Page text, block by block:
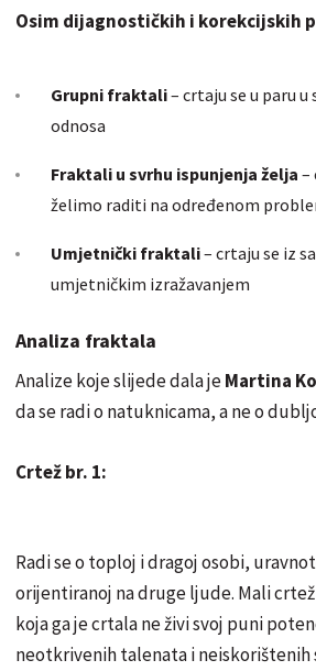
Osim dijagnostičkih i korekcijskih
Grupni fraktali– crtaju se u paru
odnosa
Fraktali u svrhu ispunjenja želja –
želimo raditi na određenom
Umjetnički fraktali– crtaju se iz
umjetničkim izražavanjem
Analiza fraktala
Analize koje slijede dala jeMartina
da se radi o natuknicama, a ne o
Crtež br. 1:
Radi se o toploj i dragoj osobi,
orijentiranoj na druge ljude. Mali
koja ga je crtala ne živi svoj puni
neotkrivenih talenata i neiskorištenih